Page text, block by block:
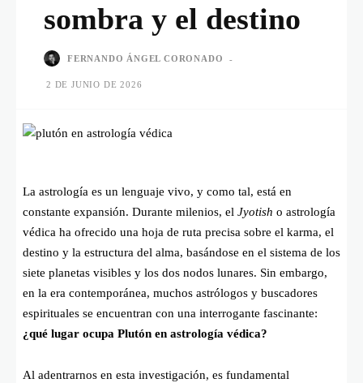
sombra y el destino
FERNANDO ÁNGEL CORONADO -
2 DE JUNIO DE 2026
La astrología es un lenguaje vivo, y como tal, está en
constante expansión. Durante milenios, el Jyotish o astrología
védica ha ofrecido una hoja de ruta precisa sobre el karma, el
destino y la estructura del alma, basándose en el sistema de los
siete planetas visibles y los dos nodos lunares. Sin embargo,
en la era contemporánea, muchos astrólogos y buscadores
espirituales se encuentran con una interrogante fascinante:
¿qué lugar ocupa Plutón en astrología védica?
Al adentrarnos en esta investigación, es fundamental